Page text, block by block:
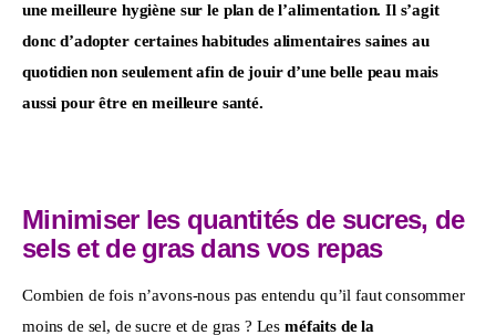
une meilleure hygiène sur le plan de l’alimentation. Il s’agit
donc d’adopter certaines habitudes alimentaires saines au
quotidien non seulement afin de jouir d’une belle peau mais
aussi pour être en meilleure santé.
Minimiser les quantités de sucres, de
sels et de gras dans vos repas
Combien de fois n’avons-nous pas entendu qu’il faut consommer
moins de sel, de sucre et de gras ? Les méfaits de la